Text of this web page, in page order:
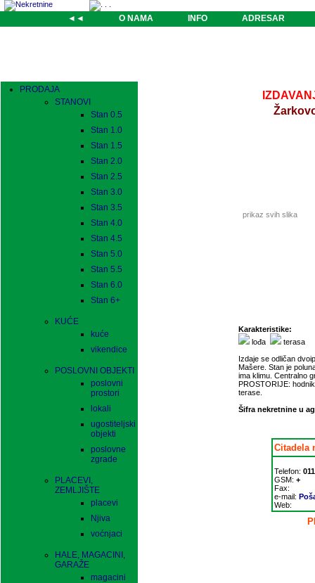
◄◄ O NAMA INFO ADRESAR
PRODAJA
STANOVI
Stan 0.5
Stan 1.0
Stan 1.5
Stan 2.0
Stan 2.5
Stan 3.0
Stan 3.5
Stan 4.0
Stan 4.5
Stan 5.0
Stan 5.5
Stan 6.0
Stan 6+
KUĆE
kuće
vikendice
POSLOVNI OBJEKTI
poslovni
prostori
lokali
ugostiteljski
objekti
poslovne
zgrade
PLACEVI,
ZEMLJIŠTE
placevi
Njiva
voćnjaci
HALE, MAGACINI,
GARAŽE
magacini
prikaz svih slika
Karakteristike:
lođa
terasa
Izdaje se odličan
Mašere. Stan je
ima klimu. Centralno
PROSTORIJE:
terase.
Šifra nekretnine u
Citadela
Telefon:
GSM: +
Fax:
e-mail:
Web: